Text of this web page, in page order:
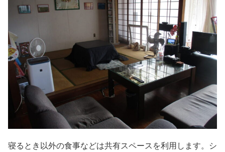
寝るとき以外の食事などは共有スペースを利用します。シ